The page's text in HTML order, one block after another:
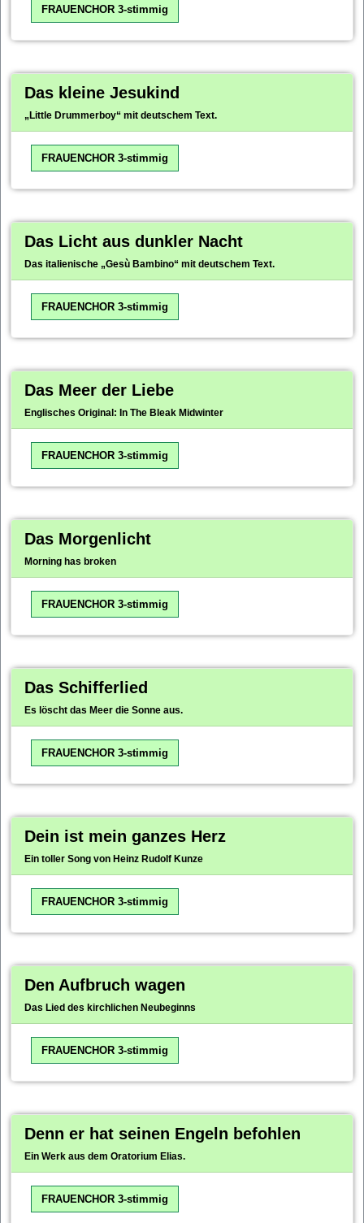
FRAUENCHOR 3-stimmig
Das kleine Jesukind
„Little Drummerboy“ mit deutschem Text.
FRAUENCHOR 3-stimmig
Das Licht aus dunkler Nacht
Das italienische „Gesù Bambino“ mit deutschem Text.
FRAUENCHOR 3-stimmig
Das Meer der Liebe
Englisches Original: In The Bleak Midwinter
FRAUENCHOR 3-stimmig
Das Morgenlicht
Morning has broken
FRAUENCHOR 3-stimmig
Das Schifferlied
Es löscht das Meer die Sonne aus.
FRAUENCHOR 3-stimmig
Dein ist mein ganzes Herz
Ein toller Song von Heinz Rudolf Kunze
FRAUENCHOR 3-stimmig
Den Aufbruch wagen
Das Lied des kirchlichen Neubeginns
FRAUENCHOR 3-stimmig
Denn er hat seinen Engeln befohlen
Ein Werk aus dem Oratorium Elias.
FRAUENCHOR 3-stimmig